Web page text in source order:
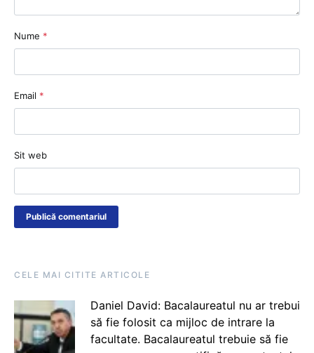
Nume *
Email *
Sit web
CELE MAI CITITE ARTICOLE
Daniel David: Bacalaureatul nu ar trebui
să fie folosit ca mijloc de intrare la
facultate. Bacalaureatul trebuie să fie